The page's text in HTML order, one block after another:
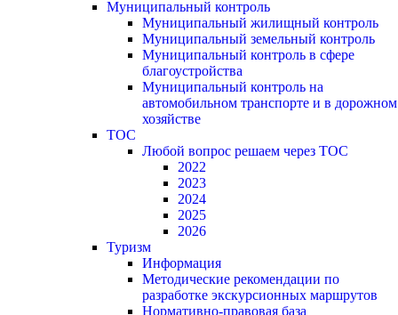
Муниципальный контроль
Муниципальный жилищный контроль
Муниципальный земельный контроль
Муниципальный контроль в сфере
благоустройства
Муниципальный контроль на
автомобильном транспорте и в дорожном
хозяйстве
ТОС
Любой вопрос решаем через ТОС
2022
2023
2024
2025
2026
Туризм
Информация
Методические рекомендации по
разработке экскурсионных маршрутов
Нормативно-правовая база